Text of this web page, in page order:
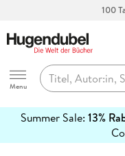
100
Hugendubel
Menu
Summer Sale: 13%
erfahren